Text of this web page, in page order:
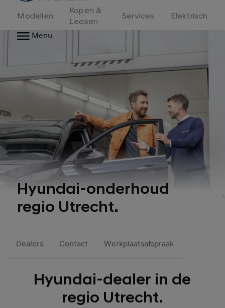
Modellen
Kopen &
Leasen
Services
Elektrisch
Menu
Hyundai-onderhoud
regio Utrecht.
Dealers Contact Werkplaatsafspraak
Hyundai-dealer in de
regio Utrecht.